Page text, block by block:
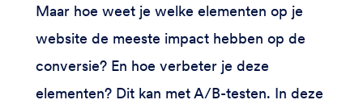
Maar hoe weet je welke elementen op je
website de meeste impact hebben op de
conversie? En hoe verbeter je deze
elementen? Dit kan met A/B-testen. In deze